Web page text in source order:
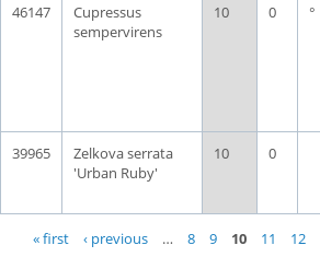
46147
Cupressus
sempervirens
10 0 °
39965
Zelkova serrata
'Urban Ruby'
10 0
Pages
« first ‹ previous … 8 9 10 11 12